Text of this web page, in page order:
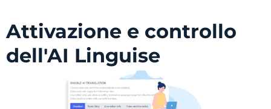
Attivazione e controllo
dell'AI Linguise